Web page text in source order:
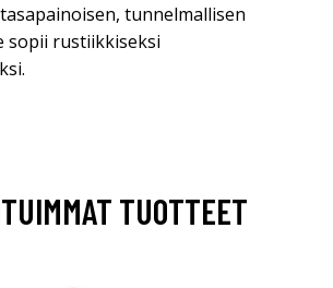
tunnelmallisen
sopii rustiikkiseksi
TUOTTEET